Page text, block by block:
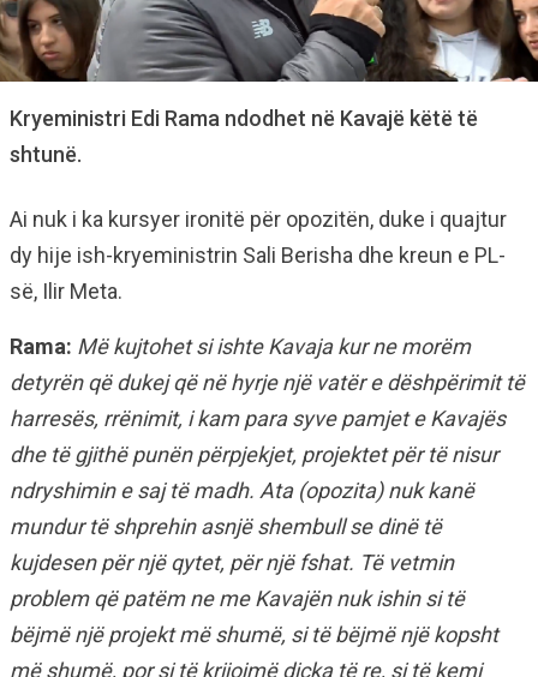
Kryeministri Edi Rama ndodhet në Kavajë këtë të
shtunë.
Ai nuk i ka kursyer ironitë për opozitën, duke i quajtur
dy hije ish-kryeministrin Sali Berisha dhe kreun e PL-
së, Ilir Meta.
Rama: Më kujtohet si ishte Kavaja kur ne morëm
detyrën që dukej që në hyrje një vatër e dëshpërimit të
harresës, rrënimit, i kam para syve pamjet e Kavajës
dhe të gjithë punën përpjekjet, projektet për të nisur
ndryshimin e saj të madh. Ata (opozita) nuk kanë
mundur të shprehin asnjë shembull se dinë të
kujdesen për një qytet, për një fshat. Të vetmin
problem që patëm ne me Kavajën nuk ishin si të
bëjmë një projekt më shumë, si të bëjmë një kopsht
më shumë, por si të krijojmë diçka të re, si të kemi